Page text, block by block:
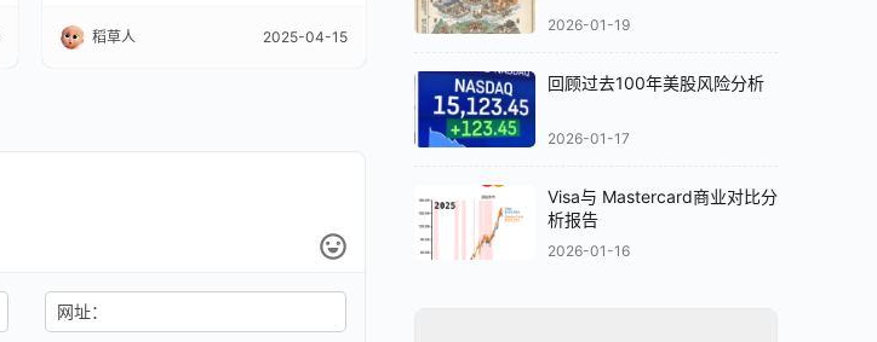
稻草人 2025-04-15
网址：
2026-01-19
回顾过去100年美股风险分析
2026-01-17
Visa与 Mastercard商业对比分
析报告
2026-01-16